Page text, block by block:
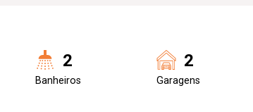
2
Banheiros
2
Garagens